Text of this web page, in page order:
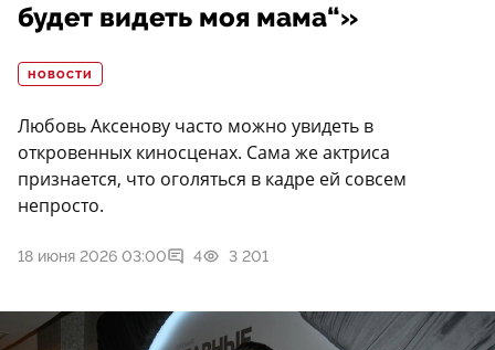
будет видеть моя мама“»
НОВОСТИ
Любовь Аксенову часто можно увидеть в
откровенных киносценах. Сама же актриса
признается, что оголяться в кадре ей совсем
непросто.
18 июня 2026 03:00 4 3 201